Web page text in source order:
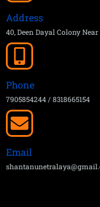
Address
40, Deen Dayal Colony
Phone
7905854244 / 8318665154
Email